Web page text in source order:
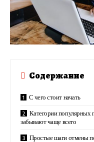
Содержание
С чего стоит начать
Категории популярных
забывают чаще всего
Простые шаги отмены